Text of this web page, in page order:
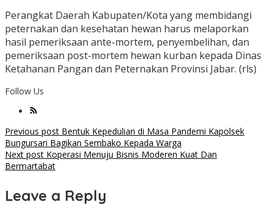
Perangkat Daerah Kabupaten/Kota yang membidangi
peternakan dan kesehatan hewan harus melaporkan
hasil pemeriksaan ante-mortem, penyembelihan, dan
pemeriksaan post-mortem hewan kurban kepada Dinas
Ketahanan Pangan dan Peternakan Provinsi Jabar. (rls)
Follow Us
Post
navigation
Previous post Bentuk Kepedulian di Masa Pandemi Kapolsek
Bungursari Bagikan Sembako Kepada Warga
Next post Koperasi Menuju Bisnis Moderen Kuat Dan
Bermartabat
Leave a Reply